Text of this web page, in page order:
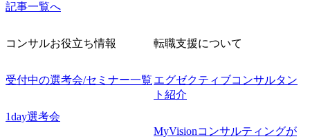
記事一覧へ
コンサルお役立ち情報
受付中の選考会/セミナー一覧
1day選考会
転職支援について
エグゼクティブコンサルタン
ト紹介
MyVisionコンサルティングが